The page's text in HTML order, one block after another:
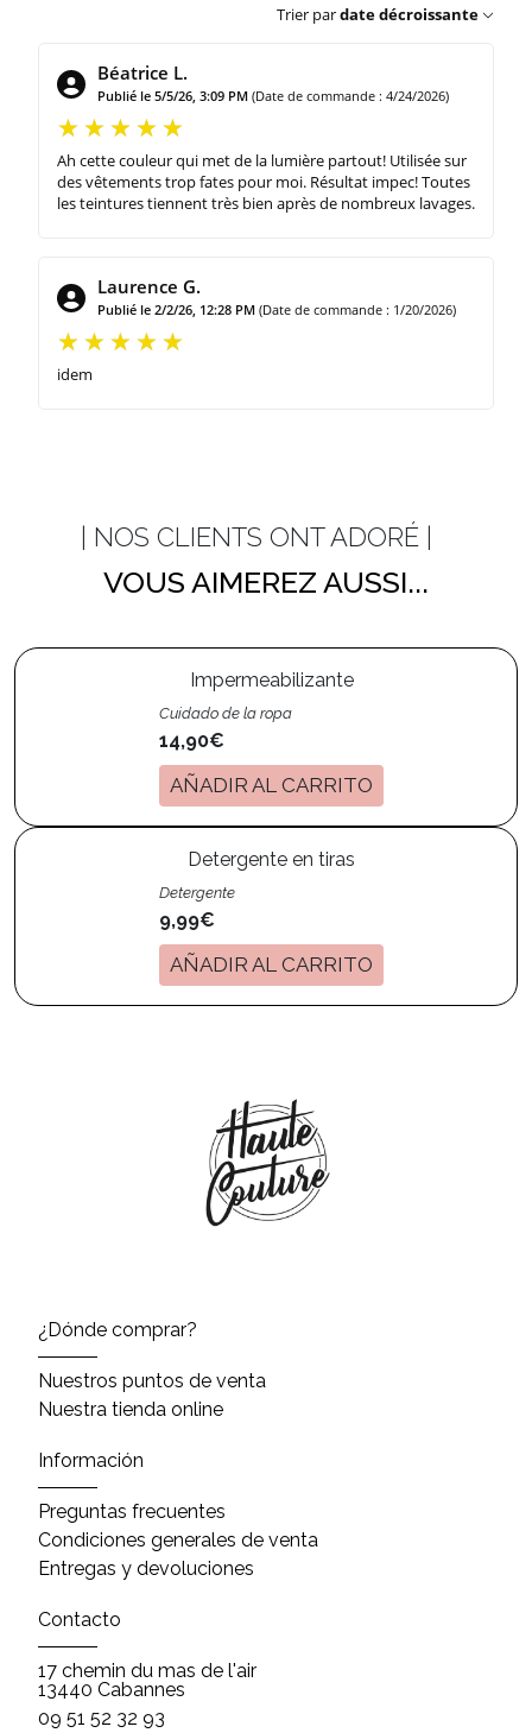
Trier pardate décroissante
Béatrice L.
Publié le 5/5/26, 3:09 PM (Date de commande : 4/24/2026)
Ah cette couleur qui met de la lumière partout! Utilisée sur
des vêtements trop fates pour moi. Résultat impec! Toutes
les teintures tiennent très bien après de nombreux lavages.
Laurence G.
Publié le 2/2/26, 12:28 PM (Date de commande : 1/20/2026)
idem
| NOS CLIENTS ONT ADORÉ |
VOUS AIMEREZ AUSSI...
Impermeabilizante
Cuidado de la ropa
14,90€
AÑADIR AL CARRITO
Detergente en tiras
Detergente
9,99€
AÑADIR AL CARRITO
¿Dónde comprar?
Nuestros puntos de venta
Nuestra tienda online
Información
Preguntas frecuentes
Condiciones generales de venta
Entregas y devoluciones
Contacto
17 chemin du mas de l'air
13440 Cabannes
09 51 52 32 93